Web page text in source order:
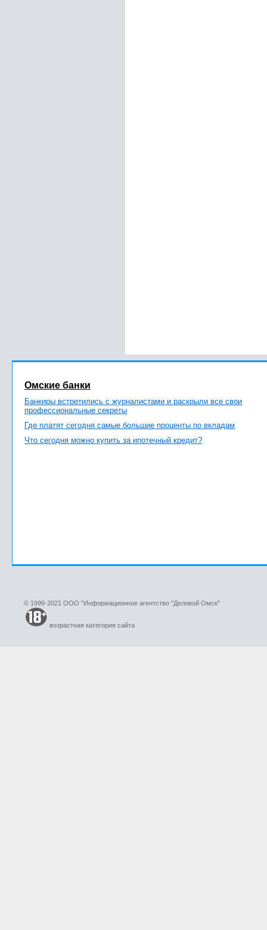
Омские банки
Банкиры встретились с журналистами и раскрыли все свои
профессиональные секреты
Где платят сегодня самые большие проценты по вкладам
Что сегодня можно купить за ипотечный кредит?
© 1999-2021 ООО "Информационное агентство "Деловой Омск"
возрастная категория сайта